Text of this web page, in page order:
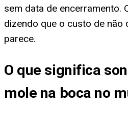
sem data de encerramento.
dizendo que o custo de não
parece.
O que significa
mole na boca no